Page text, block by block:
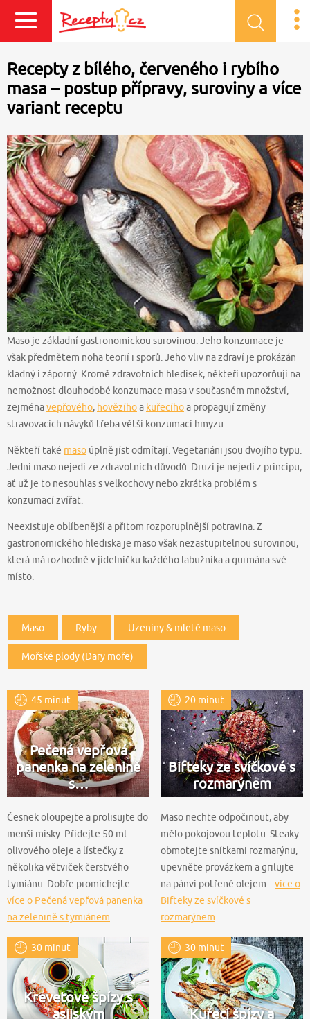
Přihlásit se
Recepty z bílého, červeného i rybího
masa – postup přípravy, suroviny a více
variant receptu
Maso je základní gastronomickou surovinou. Jeho konzumace je
však předmětem noha teorií i sporů. Jeho vliv na zdraví je prokázán
kladný i záporný. Kromě zdravotních hledisek, někteří upozorňují na
nemožnost dlouhodobé konzumace masa v současném množství,
zejménavepřového, hovězíhoa kuřecíhoa propagují změny
stravovacích návyků třeba větší konzumací hmyzu.
Někteří také maso úplně jíst odmítají. Vegetariáni jsou dvojího typu.
Jedni maso nejedí ze zdravotních důvodů. Druzí je nejedí z principu,
ať už je to nesouhlas s velkochovy nebo zkrátka problém s
konzumací zvířat.
Neexistuje oblíbenější a přitom rozporuplnější potravina. Z
gastronomického hlediska je maso však nezastupitelnou surovinou,
která má rozhodně v jídelníčku každého labužníka a gurmána své
místo.
Maso Ryby Uzeniny & mleté maso
Mořské plody (Dary moře)
45 minut
Pečená vepřová
panenka na zelenině
s…
Česnek oloupejte a prolisujte do
menší misky. Přidejte 50 ml
olivového oleje a lístečky z
několika větviček čerstvého
tymiánu. Dobře promíchejte....
více o Pečená vepřová panenka
na zelenině s tymiánem
20 minut
Bifteky ze svíčkové s
rozmarýnem
Maso nechte odpočinout, aby
mělo pokojovou teplotu. Steaky
obmotejte snítkami rozmarýnu,
upevněte provázkem a grilujte
na pánvi potřené olejem... více o
Bifteky ze svíčkové s
rozmarýnem
30 minut
Krevetové špízy s
asijským
30 minut
Kuřecí špízy a